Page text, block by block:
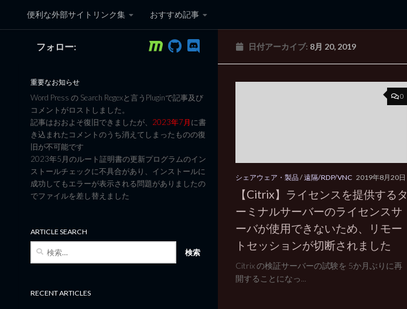
コンテンツへスキップ
便利な外部サイトリンク集 おすすめ記事
黒翼猫のコンピュータ日記 3rd Edition
日付アーカイブ: 8月 20, 2019
0
シェアウェア・製品/遠隔/RDP/VNC 2019年8月20日
【Citrix】ライセンスを提供するタ
ーミナルサーバーのライセンスサ
ーバが使用できないため、リモー
トセッションが切断されました
Citrix の検証サーバーの試験を 5か月ぶりに再
開することになっ...
フォロー:
重要なお知らせ
Word Press の Search Regexと言うPluginで記事及び
コメントがロストしました。
記事はおおよそ復旧できましたが、 2023年7月に書
き込まれたコメントのうち消えてしまったものの復
旧が不可能です
2023年5月のルート証明書の更新プログラムのイン
ストールチェックに不具合があり、インストールに
成功してもエラーが表示される問題がありましたの
でファイルを差し替えました
ARTICLE SEARCH
RECENT ARTICLES